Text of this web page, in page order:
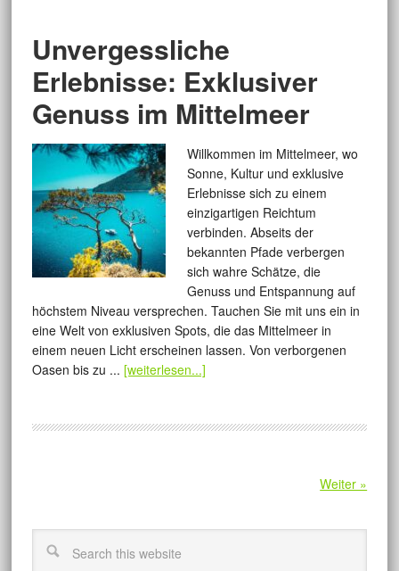
Unvergessliche
Erlebnisse: Exklusiver
Genuss im Mittelmeer
Willkommen im Mittelmeer, wo
Sonne, Kultur und exklusive
Erlebnisse sich zu einem
einzigartigen Reichtum
verbinden. Abseits der
bekannten Pfade verbergen
sich wahre Schätze, die
Genuss und Entspannung auf
höchstem Niveau versprechen. Tauchen Sie mit uns ein in
eine Welt von exklusiven Spots, die das Mittelmeer in
einem neuen Licht erscheinen lassen. Von verborgenen
Oasen bis zu ... [weiterlesen...]
Weiter »